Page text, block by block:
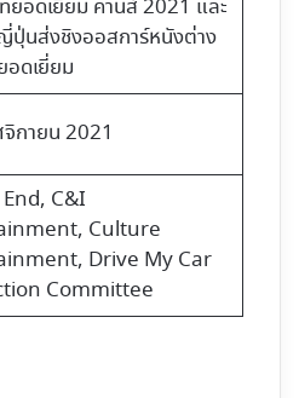
ยอดเยี่ยม คานส์ 2021 และ
ปุ่นส่งชิงออสการ์หนังต่าง
อดเยี่ยม
กายน 2021
C&I
Culture
Drive My Car
Committee